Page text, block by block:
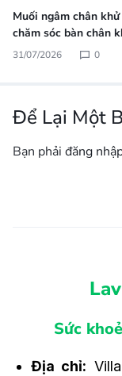
Muối ngâm chân
chăm sóc bàn chân
31/07/2026 0
Để Lại Một
Bạn phải đăng
Sức
Địa chỉ: